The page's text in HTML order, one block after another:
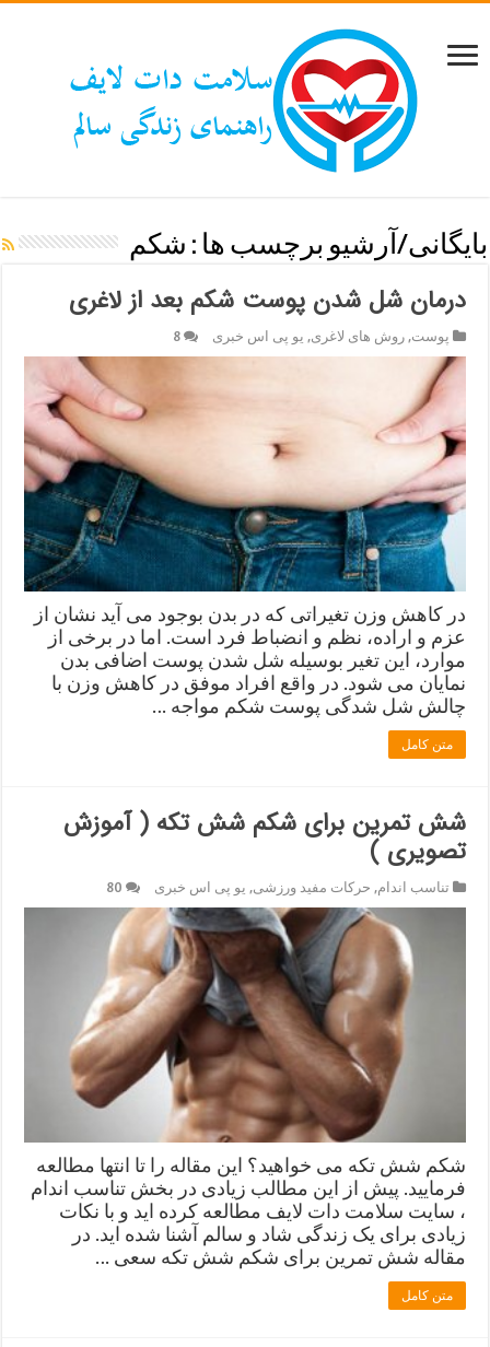
بایگانی/آرشیو برچسب ها : شکم
درمان شل شدن پوست شکم بعد از لاغری
پوست,روش های لاغری, یو پی اس خبری 8
در کاهش وزن تغیراتی که در بدن بوجود می آید نشان از
عزم و اراده، نظم و انضباط فرد است. اما در برخی از
موارد، این تغیر بوسیله شل شدن پوست اضافی بدن
نمایان می شود. در واقع افراد موفق در کاهش وزن با
چالش شل شدگی پوست شکم مواجه …
متن کامل
شش تمرین برای شکم شش تکه ( آموزش
تصویری )
تناسب اندام, حرکات مفید ورزشی, یو پی اس خبری 80
شکم شش تکه می خواهید؟ این مقاله را تا انتها مطالعه
فرمایید. پیش از این مطالب زیادی در بخش تناسب اندام
، سایت سلامت دات لایف مطالعه کرده اید و با نکات
زیادی برای یک زندگی شاد و سالم آشنا شده اید. در
مقاله شش تمرین برای شکم شش تکه سعی …
متن کامل